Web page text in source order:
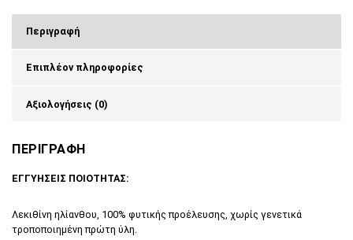
Περιγραφή
Επιπλέον πληροφορίες
Αξιολογήσεις (0)
ΠΕΡΙΓΡΑΦΗ
ΕΓΓΥΗΣΕΙΣ ΠΟΙΟΤΗΤΑΣ:
Λεκιθίνη ηλίανθου, 100% φυτικής προέλευσης, χωρίς γενετικά
τροποποιημένη πρώτη ύλη.